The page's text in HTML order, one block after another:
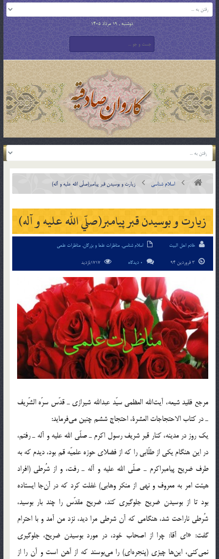
دوشنبه , 19 مرداد 1405
اسلام شناسی زيارت و بوسيدن قبر پيامبر(صلّي الله عليه و آله)
زيارت و بوسيدن قبر پيامبر(صلّي الله عليه و آله)
خادم اهل البیت اسلام شناسی, مناظرات علما و بزرگان, مناظرات علمی
0 دیدگاه
مرجع فقيد شيعه، آيت‌الله العظمي سيّد عبدالله شيرازي ـ قدّس سرّه الشّريف
ـ در كتاب الاحتجاجات العشرة، احتجاج ششم چنين مي‌فرمايد:
يك روز در مدينه، كنار قبر شريف رسول اكرم ـ صلّي الله عليه و آله ـ رفتم،
در اين هنگام يكي از طلّابي را كه از فضلاي حوزه علميّه قم بود، ديدم كه به
طرف ضريح پيامبراكرم ـ صلّي الله عليه و آله ـ رفت، و از شُرطي (افراد
هيئت امر به معروف و نهي از منكر وهابي) غفلت كرد كه در آن‌جا ايستاده
بود تا از بوسيدن ضريح جلوگيري كند، ضريح مقدّس را چند بار بوسيد،
شُرطي ناراحت شد، هنگامي كه آن شرطي مرا ديد، نزد من آمد و با احترام
گفت: «اي آقا: چرا از اصحاب خود، در مورد بوسيدن ضريح، جلوگيري
نمي‌كني، اين‌ها چيزي (پنجره‌اي) را مي‌بوسند كه از آهن است و آن را از